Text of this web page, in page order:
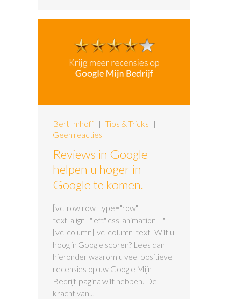
Bert Imhoff | Tips & Tricks |
Geen reacties
Reviews in Google
helpen u hoger in
Google te komen.
[vc_row row_type="row"
text_align="left" css_animation=""]
[vc_column][vc_column_text] Wilt u
hoog in Google scoren? Lees dan
hieronder waarom u veel positieve
recensies op uw Google Mijn
Bedrijf-pagina wilt hebben. De
kracht van...